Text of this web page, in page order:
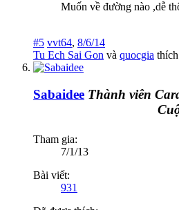
Muốn về đường nào ,dễ
#5 vvt64, 8/6/14
Tu Ech Sai Gon và quocgia
Sabaidee Thành viên
Cuộc
Tham gia:
7/1/13
Bài viết:
931